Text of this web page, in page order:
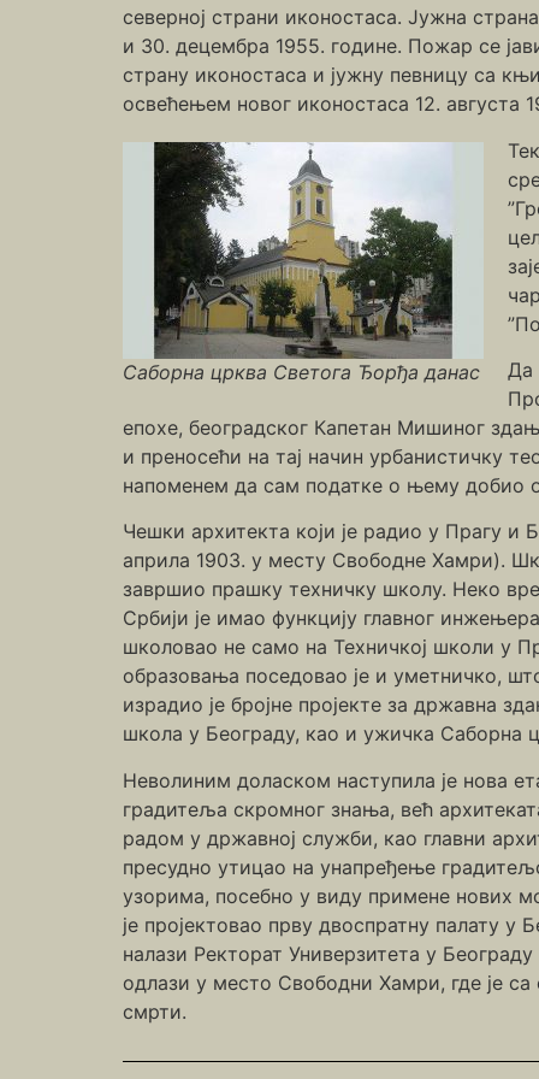
северној страни иконостаса. Јужна
и 30. децембра 1955. године. Пожар се
страну иконостаса и јужну певницу са
освећењем новог иконостаса 12. августа
Саборна црква Светога Ђорђа данас
Да
епохе, београдског Капетан Мишиног
и преносећи на тај начин урбанистичку
напоменем да сам податке о њему добио
Чешки архитекта који је радио у Прагу и
априла 1903. у месту Свободне Хамри).
завршио прашку техничку школу. Неко
Србији је имао функцију главног
школовао не само на Техничкој школи у
образовања поседовао је и уметничко,
израдио је бројне пројекте за државна
школа у Београду, као и ужичка Саборна
Неволиним доласком наступила је нова
градитеља скромног знања, већ
радом у државној служби, као главни
пресудно утицао на унапређење
узорима, посебно у виду примене нових
је пројектовао прву двоспратну палату у
налази Ректорат Универзитета у
одлази у место Свободни Хамри, где је
смрти.